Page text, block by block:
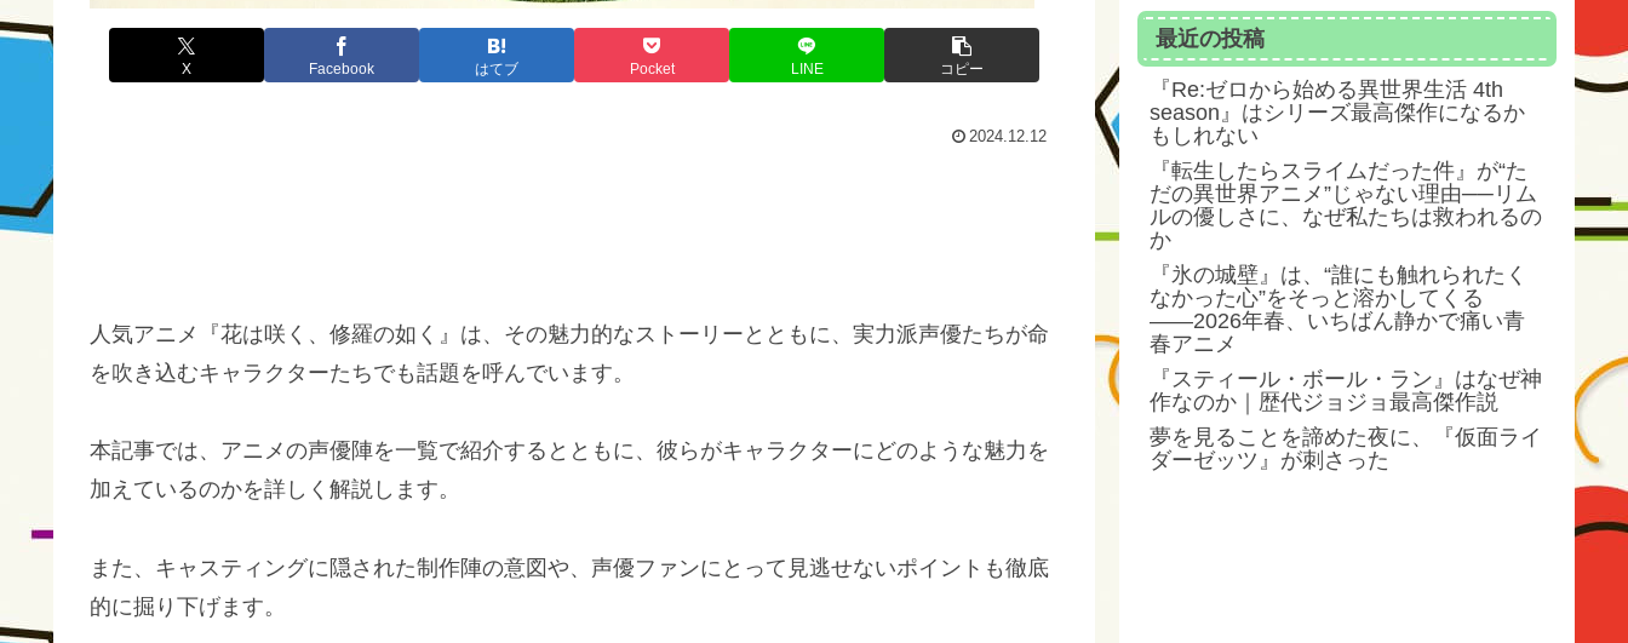
X Facebook はてブ Pocket LINE コピー
2024.12.12
人気アニメ『花は咲く、修羅の如く』は、その魅力的なストーリーとともに、実力派声優たちが命
を吹き込むキャラクターたちでも話題を呼んでいます。
本記事では、アニメの声優陣を一覧で紹介するとともに、彼らがキャラクターにどのような魅力を
加えているのかを詳しく解説します。
また、キャスティングに隠された制作陣の意図や、声優ファンにとって見逃せないポイントも徹底
的に掘り下げます。
最近の投稿
『Re:ゼロから始める異世界生活 4th
season』はシリーズ最高傑作になるか
もしれない
『転生したらスライムだった件』が“た
だの異世界アニメ”じゃない理由──リム
ルの優しさに、なぜ私たちは救われるの
か
『氷の城壁』は、“誰にも触れられたく
なかった心”をそっと溶かしてくる
――2026年春、いちばん静かで痛い青
春アニメ
『スティール・ボール・ラン』はなぜ神
作なのか｜歴代ジョジョ最高傑作説
夢を見ることを諦めた夜に、『仮面ライ
ダーゼッツ』が刺さった